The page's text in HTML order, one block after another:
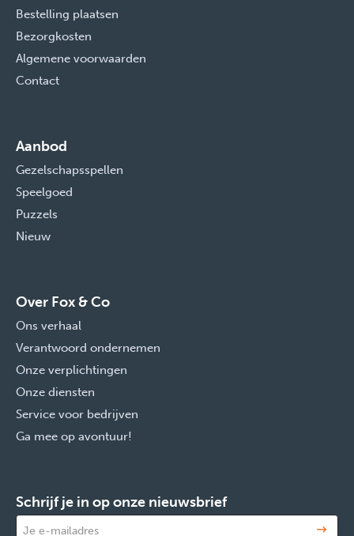
Bestelling plaatsen
Bezorgkosten
Algemene voorwaarden
Contact
Aanbod
Gezelschapsspellen
Speelgoed
Puzzels
Nieuw
Over Fox & Co
Ons verhaal
Verantwoord ondernemen
Onze verplichtingen
Onze diensten
Service voor bedrijven
Ga mee op avontuur!
Schrijf je in op onze nieuwsbrief